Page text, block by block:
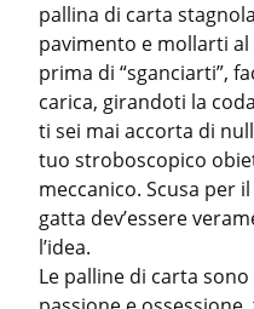
pallina di carta
pavimento e mollarti
prima di “sganciarti”,
carica, girandoti la
ti sei mai accorta di
tuo stroboscopico
meccanico. Scusa per
gatta dev’essere
l’idea.
Le palline di carta